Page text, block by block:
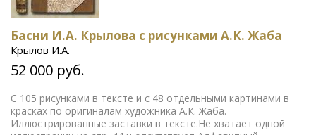
Басни И.А. Крылова с рисунками А.К. Жаба
Крылов И.А.
52 000 руб.
С 105 рисунками в тексте и с 48 отдельными картинами в
красках по оригиналам художника А.К. Жаба.
Иллюстрированные заставки в тексте.Не хватает одной